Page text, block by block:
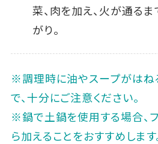
菜、肉を加え、火が通る
がり。
※調理時に油やスープがはね
で、十分にご注意ください。
※鍋で土鍋を使用する場合、
ら加えることをおすすめします